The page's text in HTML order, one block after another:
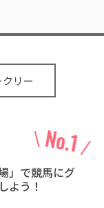
リー
」で競馬にグ
よう！